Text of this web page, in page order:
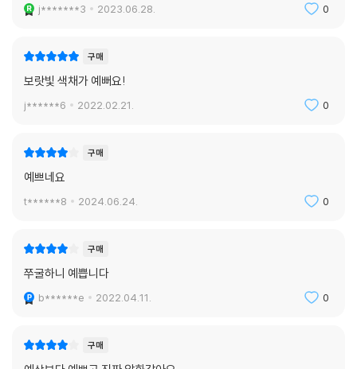
j*******3 2023.06.28. 0
구매
보랏빛 색채가 예뻐요!
j******6 2022.02.21. 0
구매
예쁘네요
t******8 2024.06.24. 0
구매
쭈굴하니 예쁩니다
b******e 2022.04.11. 0
구매